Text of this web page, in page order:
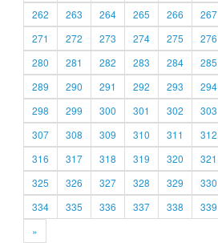
262
263 264 265 266 267
271
272 273 274 275 276
280
281 282 283 284 285
289
290 291 292 293 294
298
299 300 301 302 303
307
308 309 310 311 312
316
317 318 319 320 321
325
326 327 328 329 330
334
335 336 337 338 339
»